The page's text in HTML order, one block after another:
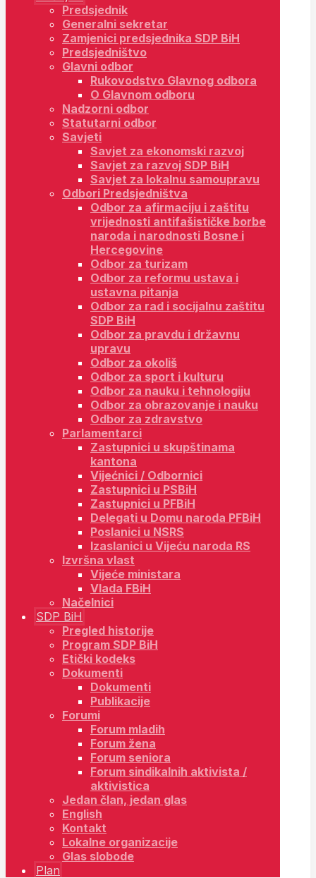
Predsjednik
Generalni sekretar
Zamjenici predsjednika SDP BiH
Predsjedništvo
Glavni odbor
Rukovodstvo Glavnog odbora
O Glavnom odboru
Nadzorni odbor
Statutarni odbor
Savjeti
Savjet za ekonomski razvoj
Savjet za razvoj SDP BiH
Savjet za lokalnu samoupravu
Odbori Predsjedništva
Odbor za afirmaciju i zaštitu
vrijednosti antifašističke borbe
naroda i narodnosti Bosne i
Hercegovine
Odbor za turizam
Odbor za reformu ustava i
ustavna pitanja
Odbor za rad i socijalnu zaštitu
SDP BiH
Odbor za pravdu i državnu
upravu
Odbor za okoliš
Odbor za sport i kulturu
Odbor za nauku i tehnologiju
Odbor za obrazovanje i nauku
Odbor za zdravstvo
Parlamentarci
Zastupnici u skupštinama
kantona
Vijećnici / Odbornici
Zastupnici u PSBiH
Zastupnici u PFBiH
Delegati u Domu naroda PFBiH
Poslanici u NSRS
Izaslanici u Vijeću naroda RS
Izvršna vlast
Vijeće ministara
Vlada FBiH
Načelnici
SDP BiH
Pregled historije
Program SDP BiH
Etički kodeks
Dokumenti
Dokumenti
Publikacije
Forumi
Forum mladih
Forum žena
Forum seniora
Forum sindikalnih aktivista /
aktivistica
Jedan član, jedan glas
English
Kontakt
Lokalne organizacije
Glas slobode
Plan